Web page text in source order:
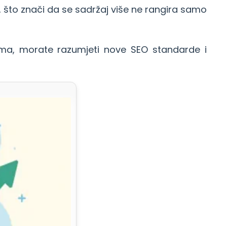
znači da se sadržaj više ne rangira samo
morate razumjeti nove SEO standarde i